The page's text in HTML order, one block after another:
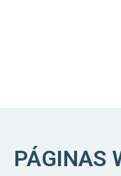
PÁGINAS